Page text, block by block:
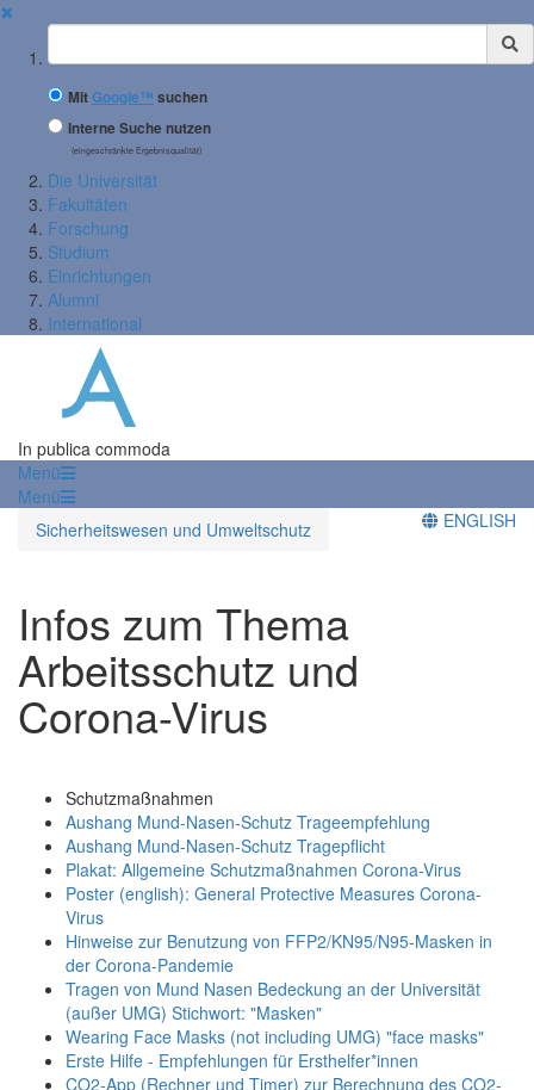
✖
Suchbegriff
MitGoogle™ suchen
Interne Suche nutzen
(eingeschränkte Ergebnisqualität)
Die Universität
Fakultäten
Forschung
Studium
Einrichtungen
Alumni
International
In publica commoda
Menü
Menü
Sicherheitswesen und Umweltschutz
ENGLISH
Infos zum Thema
Arbeitsschutz und
Corona-Virus
Schutzmaßnahmen
Aushang Mund-Nasen-Schutz Trageempfehlung
Aushang Mund-Nasen-Schutz Tragepflicht
Plakat: Allgemeine Schutzmaßnahmen Corona-Virus
Poster (english): General Protective Measures Corona-
Virus
Hinweise zur Benutzung von FFP2/KN95/N95-Masken in
der Corona-Pandemie
Tragen von Mund Nasen Bedeckung an der Universität
(außer UMG) Stichwort: "Masken"
Wearing Face Masks (not including UMG) "face masks"
Erste Hilfe - Empfehlungen für Ersthelfer*innen
CO2-App (Rechner und Timer) zur Berechnung des CO2-